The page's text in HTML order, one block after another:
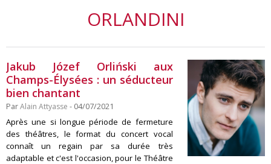
ORLANDINI
Jakub Józef Orliński aux
Champs-Élysées : un séducteur
bien chantant
ParAlain Attyasse - 04/07/2021
Après une si longue période de fermeture
des théâtres, le format du concert vocal
connaît un regain par sa durée très
adaptable et c'est l'occasion, pour le Théâtre